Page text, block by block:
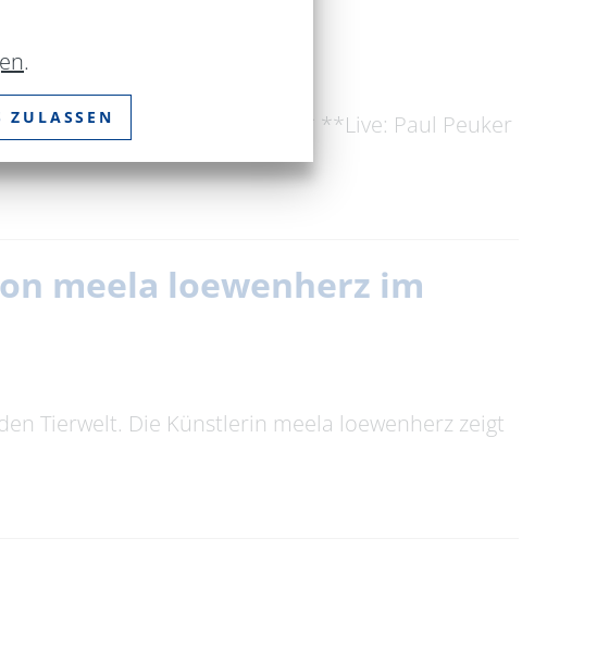
Moritz Götze: Gudrun Sailer** **Live: Paul Peuker
meela loewenherz im
Tierwelt. Die Künstlerin meela loewenherz zeigt
.
ZULASSEN